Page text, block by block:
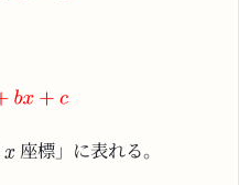
座標」に表れる。